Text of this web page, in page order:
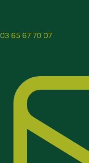
03 65 67 70 07